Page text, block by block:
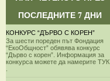
ПОСЛЕДНИТЕ 7 ДНИ
КОНКУРС “ДЪРВО С КОРЕН”
За шести пореден път Фондация
“ЕкоОбщност” обявява конкурс
“Дърво с корен”. Информация за
конкурса можете да намерите ТУК